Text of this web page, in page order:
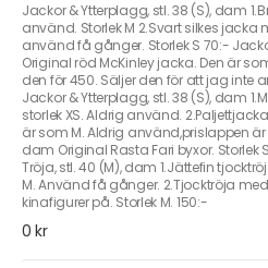
Jackor & Ytterplagg, stl. 38 (S), dam
använd. Storlek M 2.Svart silkes
använd få gånger. Storlek S 70:-
Original röd McKinley jacka. Den är
den för 450. Säljer den för att jag inte
Jackor & Ytterplagg, stl. 38 (S), dam
storlek XS. Aldrig använd.
är som M. Aldrig använd,prislappen är
dam Original Rasta Fari byxor.
Tröja, stl. 40 (M), dam 1.Jättefin
M. Använd få gånger. 2.Tjocktröja
kinafigurer på. Storlek M. 150:-
0 kr